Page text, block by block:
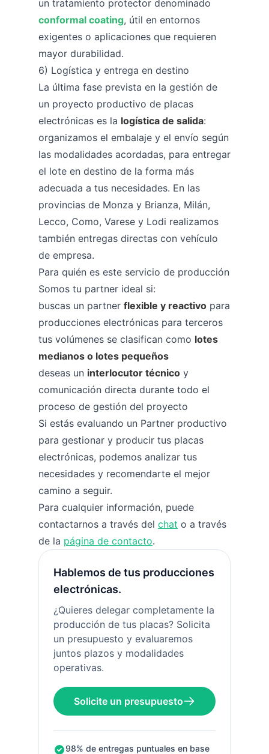
un tratamiento protector denominado
conformal coating, útil en entornos
exigentes o aplicaciones que requieren
mayor durabilidad.
6) Logística y entrega en destino
La última fase prevista en la gestión de
un proyecto productivo de placas
electrónicas es la logística de salida:
organizamos el embalaje y el envío según
las modalidades acordadas, para entregar
el lote en destino de la forma más
adecuada a tus necesidades. En las
provincias de Monza y Brianza, Milán,
Lecco, Como, Varese y Lodi realizamos
también entregas directas con vehículo
de empresa.
Para quién es este servicio de producción
Somos tu partner ideal si:
buscas un partner flexible y reactivo para
producciones electrónicas para terceros
tus volúmenes se clasifican como lotes
medianos o lotes pequeños
deseas un interlocutor técnico y
comunicación directa durante todo el
proceso de gestión del proyecto
Si estás evaluando un Partner productivo
para gestionar y producir tus placas
electrónicas, podemos analizar tus
necesidades y recomendarte el mejor
camino a seguir.
Para cualquier información, puede
contactarnos a través del chat o a través
de la página de contacto.
Hablemos de tus producciones
electrónicas.
¿Quieres delegar completamente la
producción de tus placas? Solicita
un presupuesto y evaluaremos
juntos plazos y modalidades
operativas.
Solicite un presupuesto
98% de entregas puntuales en base